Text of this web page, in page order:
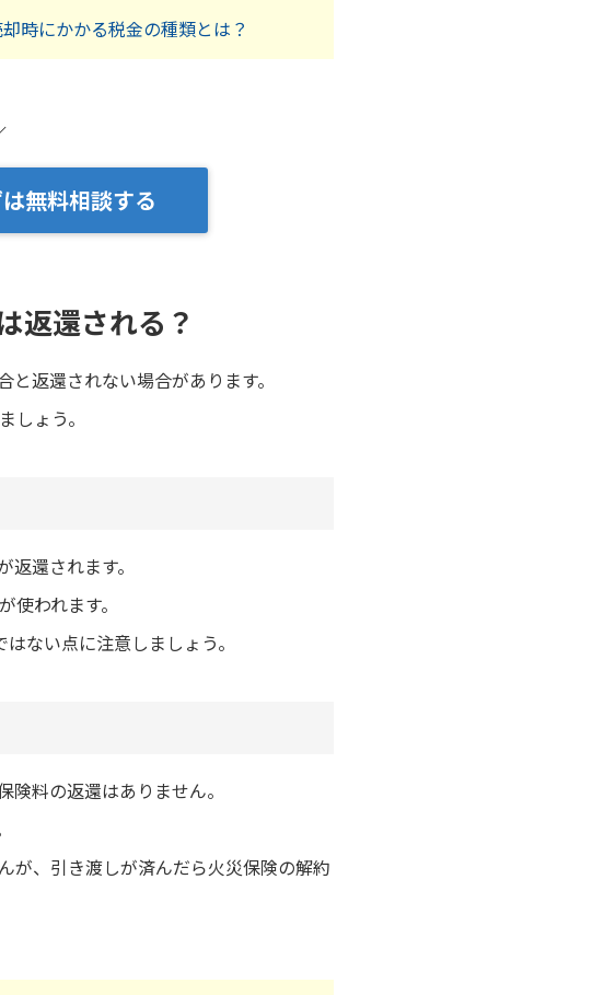
時にかかる税金の種類とは？
無料相談する
返還される？
返還されない場合があります。
しょう。
還されます。
われます。
ない点に注意しましょう。
料の返還はありません。
が、引き渡しが済んだら火災保険の解約